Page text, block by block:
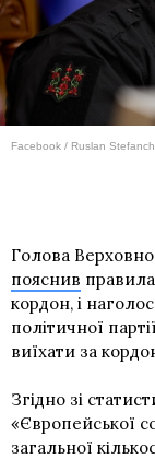
Facebook / Ruslan
Голова
пояснив
кордон, і
політичної
виїхати за
Згідно зі
«Європейської
загальної